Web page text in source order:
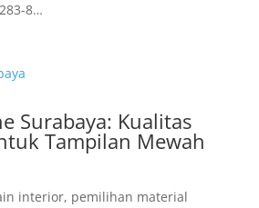
8…
Surabaya: Kualitas
Tampilan Mewah
interior, pemilihan material